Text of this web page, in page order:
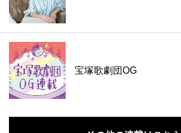
宝塚歌劇団OG